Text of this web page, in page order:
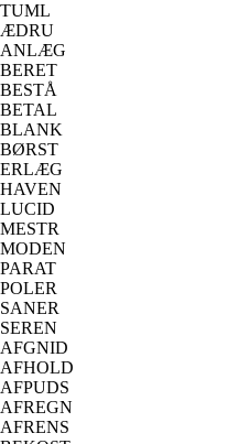
TUML
ÆDRU
ANLÆG
BERET
BESTÅ
BETAL
BLANK
BØRST
ERLÆG
HAVEN
LUCID
MESTR
MODEN
PARAT
POLER
SANER
SEREN
AFGNID
AFHOLD
AFPUDS
AFREGN
AFRENS